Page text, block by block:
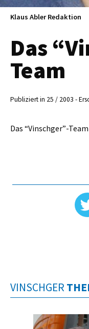
Klaus Abler Redaktion
Das
Team
Publiziert in 25 / 2003 -
Das “Vinschger”-Team
VINSCHGER